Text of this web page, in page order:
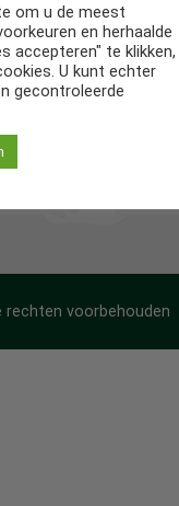
rechten voorbehouden
om u de meest
en herhaalde
accepteren" te klikken,
U kunt echter
gecontroleerde